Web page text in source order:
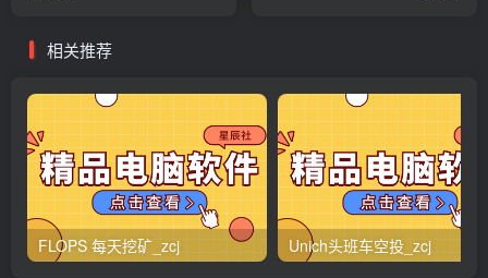
相关推荐
FLOPS 每天挖矿_zcj Unich头班车空投_zcj